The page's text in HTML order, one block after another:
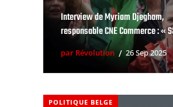
Interview de Myriam Djegham,
responsable CNE Commerce : «
par Révolution 26 Sep 2025
POLITIQUE BELGE